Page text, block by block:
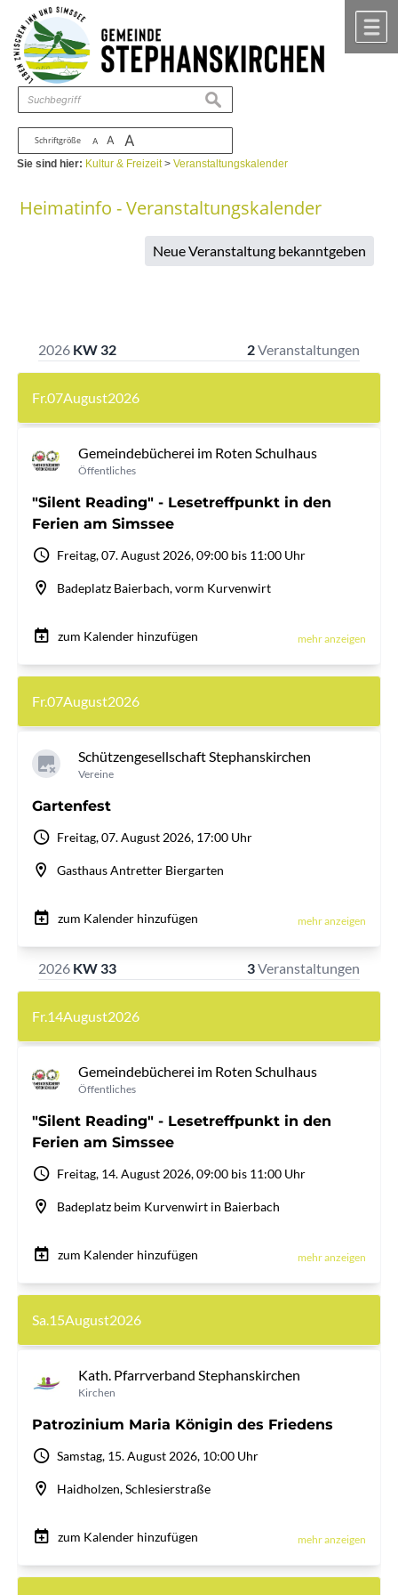
Zum Inhalt ,zur Navigation
Schriftgröße A A A
suchen
Sie sind hier: Kultur & Freizeit>Veranstaltungskalender
Heimatinfo - Veranstaltungskalender